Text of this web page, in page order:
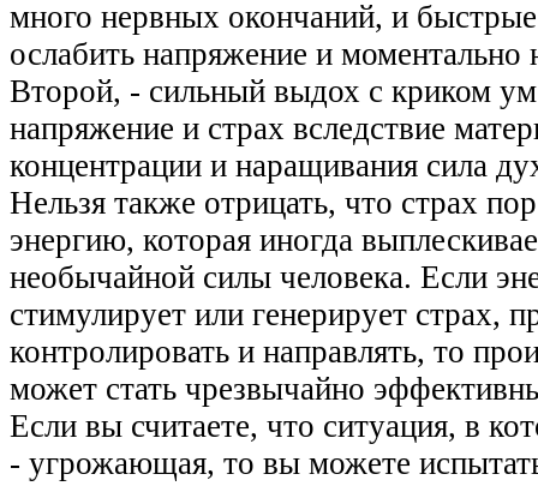
много нервных окончаний, и
ослабить напряжение и моментально
Второй, - сильный выдох с криком
напряжение и страх вследствие
концентрации и наращивания сила
Нельзя также отрицать, что страх
энергию, которая иногда
необычайной силы человека. Если
стимулирует или генерирует страх,
контролировать и направлять, то
может стать чрезвычайно
Если вы считаете, что ситуация, в
- угрожающая, то вы можете